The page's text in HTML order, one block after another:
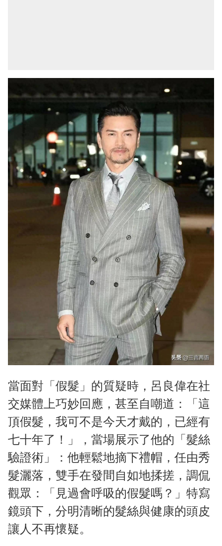
當面對「假髮」的質疑時，呂良偉在社
交媒體上巧妙回應，甚至自嘲道：「這
頂假髮，我可不是今天才戴的，已經有
七十年了！」，當場展示了他的「髮絲
驗證術」：他輕鬆地摘下禮帽，任由秀
髮灑落，雙手在發間自如地揉搓，調侃
觀眾：「見過會呼吸的假髮嗎？」特寫
鏡頭下，分明清晰的髮絲與健康的頭皮
讓人不再懷疑。